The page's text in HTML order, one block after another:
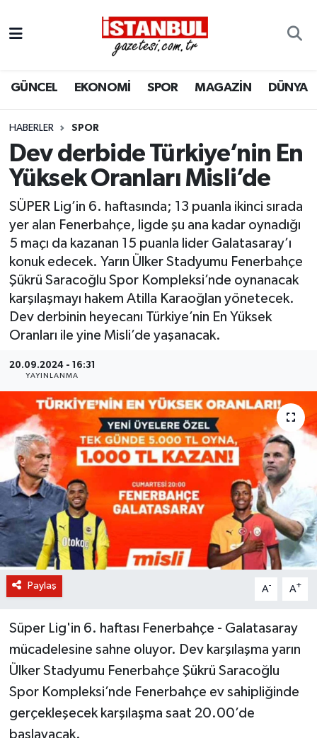
GÜNCEL EKONOMİ SPOR MAGAZİN DÜNYA
HABERLER SPOR
Dev derbide Türkiye’nin En
Yüksek Oranları Misli’de
SÜPER Lig’in 6. haftasında; 13 puanla ikinci sırada
yer alan Fenerbahçe, ligde şu ana kadar oynadığı
5 maçı da kazanan 15 puanla lider Galatasaray’ı
konuk edecek. Yarın Ülker Stadyumu Fenerbahçe
Şükrü Saracoğlu Spor Kompleksi’nde oynanacak
karşılaşmayı hakem Atilla Karaoğlan yönetecek.
Dev derbinin heyecanı Türkiye’nin En Yüksek
Oranları ile yine Misli’de yaşanacak.
20.09.2024 - 16:31
YAYINLANMA
Paylaş A- A+
Süper Lig'in 6. haftası Fenerbahçe - Galatasaray
mücadelesine sahne oluyor. Dev karşılaşma yarın
Ülker Stadyumu Fenerbahçe Şükrü Saracoğlu
Spor Kompleksi’nde Fenerbahçe ev sahipliğinde
gerçekleşecek karşılaşma saat 20.00’de
başlayacak.
EKONOMİ
İSTANBUL
DÜNYA
KÜLTÜR SANAT
SAĞLIK
BİLİM VE TEKNOLOJİ
OTOMOBİL
KURUMSAL
Nöbetçi Eczaneler
Hava Durumu
Trafik Durumu
Süper Lig Puan Durumu ve Fikstür
Son Dakika Haberleri
Haber Arşivi